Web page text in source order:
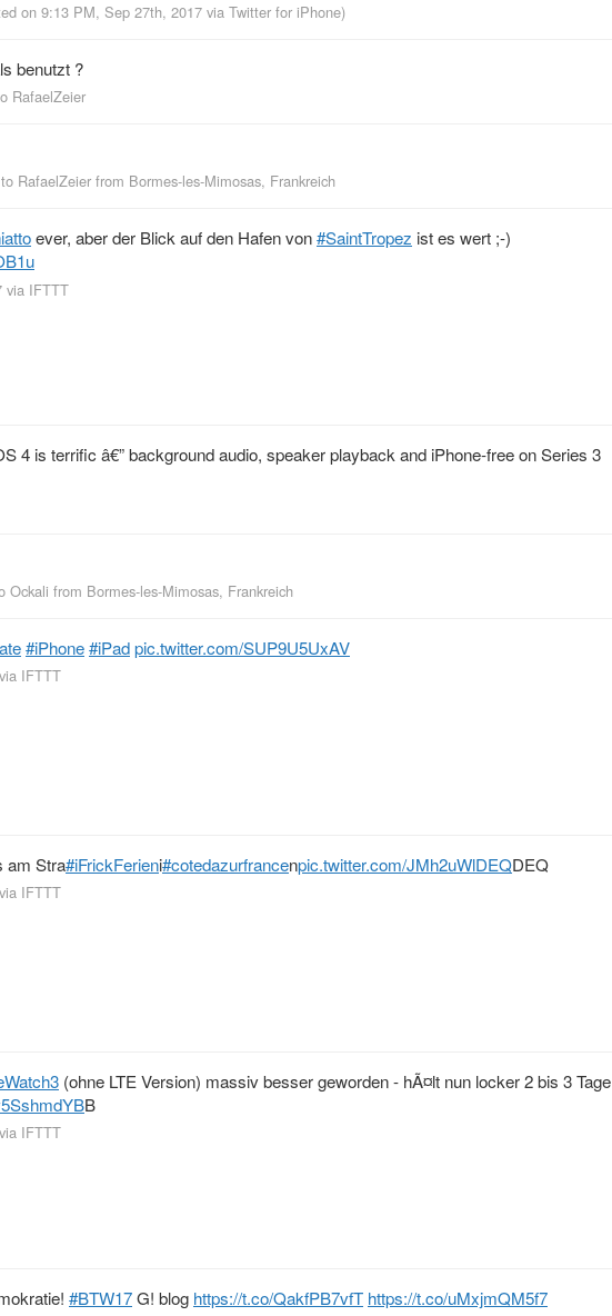
on 9:13 PM, Sep 27th, 2017 via Twitter for iPhone)
benutzt ?
RafaelZeier
RafaelZeier from Bormes-les-Mimosas, Frankreich
ever, aber der Blick auf den Hafen von#SaintTropez ist es wert ;-)
via IFTTT
4 is terrific â€” background audio, speaker playback and iPhone-free on Series 3
Ockali from Bormes-les-Mimosas, Frankreich
#iPhone#iPadpic.twitter.com/SUP9U5UxAV
via IFTTT
am Stra#iFrickFerieni#cotedazurfrancenpic.twitter.com/JMh2uWlDEQDEQ
via IFTTT
(ohne LTE Version) massiv besser geworden - hÃ¤lt nun locker 2 bis 3 Tage
B
via IFTTT
#BTW17G! blog https://t.co/QakfPB7vfT https://t.co/uMxjmQM5f7